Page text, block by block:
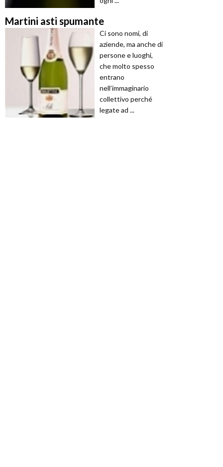
Martini asti spumante
Ci sono nomi, di
aziende, ma anche di
persone e luoghi,
che molto spesso
entrano
nell’immaginario
collettivo perché
legate ad ...